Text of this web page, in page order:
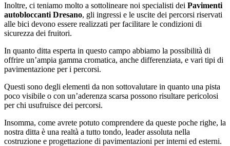
Inoltre, ci teniamo molto a sottolineare noi specialisti dei Pavimenti
autobloccanti Dresano, gli ingressi e le uscite dei percorsi riservati
alle bici devono essere realizzati per facilitare le condizioni di
sicurezza dei fruitori.
In quanto ditta esperta in questo campo abbiamo la possibilità di
offrire un’ampia gamma cromatica, anche differenziata, e vari tipi di
pavimentazione per i percorsi.
Questi sono degli elementi da non sottovalutare in quanto una pista
poco visibile o con un’aderenza scarsa possono risultare pericolosi
per chi usufruisce dei percorsi.
Insomma, come avrete potuto comprendere da queste poche righe, la
nostra ditta è una realtà a tutto tondo, leader assoluta nella
costruzione e progettazione di pavimentazioni per interni ed esterni.